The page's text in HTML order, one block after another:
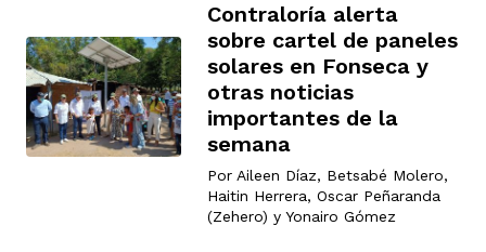
Contraloría alerta
sobre cartel de paneles
solares en Fonseca y
otras noticias
importantes de la
semana
Por Aileen Díaz, Betsabé Molero,
Haitin Herrera, Oscar Peñaranda
(Zehero) y Yonairo Gómez